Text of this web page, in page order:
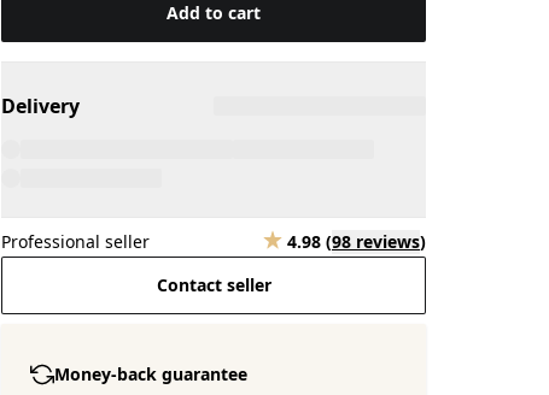
Add to cart
Delivery
Professional seller 4.98 (98 reviews)
Contact seller
Money-back guarantee